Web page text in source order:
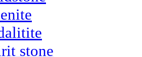
stone